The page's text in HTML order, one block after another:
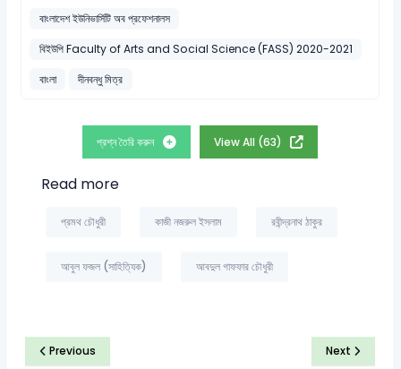
বাংলাদেশ ইউনিভার্সিটি অব প্রফেশনালস
বিইউপি Faculty of Arts and Social Science (FASS) 2020-2021
বাংলা
দীনবন্ধু মিত্র
প্রশ্ন তৈরি করুন View All (63)
Read more
প্রমথ চৌধুরী কাজী নজরুল ইসলাম রবীন্দ্রনাথ ঠাকুর
আবুল ফজল (সাহিত্যিক) আবদুল গাফফার চৌধুরী
Previous Next